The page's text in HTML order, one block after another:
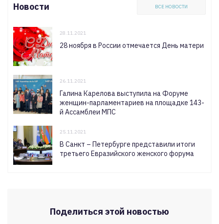
Новости ВСЕ НОВОСТИ
28.11.2021
28 ноября в России отмечается День матери
26.11.2021
Галина Карелова выступила на Форуме
женщин-парламентариев на площадке 143-
й Ассамблеи МПС
25.11.2021
В Санкт – Петербурге представили итоги
третьего Евразийского женского форума
Поделиться этой новостью